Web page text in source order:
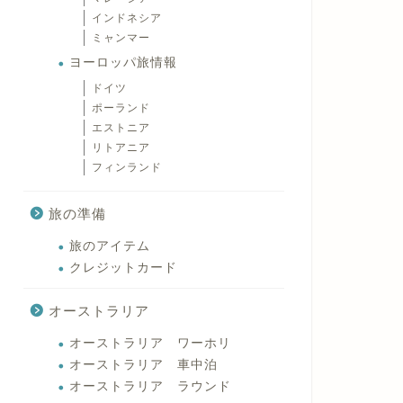
インドネシア
ミャンマー
ヨーロッパ旅情報
ドイツ
ポーランド
エストニア
リトアニア
フィンランド
旅の準備
旅のアイテム
クレジットカード
オーストラリア
オーストラリア ワーホリ
オーストラリア 車中泊
オーストラリア ラウンド